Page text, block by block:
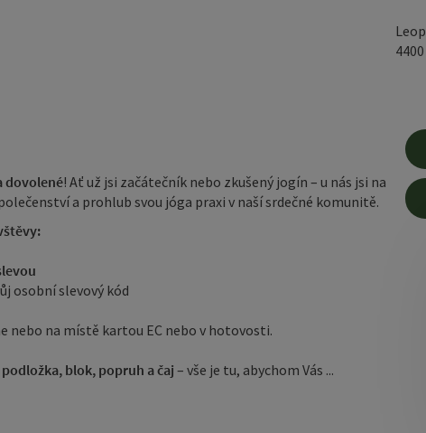
4400
dovolené! Ať už jsi začátečník nebo zkušený jogín – u nás jsi na
a prohlub svou jóga praxi v naší srdečné komunitě.
osobní slevový kód
na místě kartou EC nebo v hotovosti.
blok, popruh a čaj – vše je tu, abychom Vás ...